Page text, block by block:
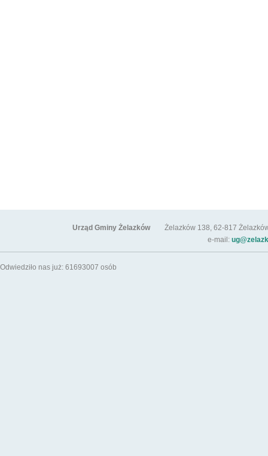
Urząd Gminy ŻelazkówŻelazków 138, 62-817 Żelazków
e-mail:
Odwiedziło nas już: 61693007 osób